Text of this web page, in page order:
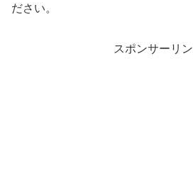
ださい。
スポンサーリ